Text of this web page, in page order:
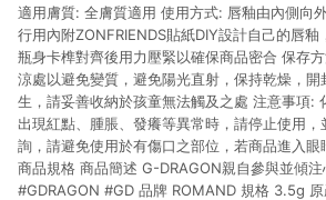
適用膚質: 全膚質適用 使用方式: 唇釉由內側向
行用內附ZONFRIENDS貼紙DIY設計自己的唇
瓶身卡榫對齊後用力壓緊以確保商品密合 保存
涼處以避免變質，避免陽光直射，保持乾燥，
生，請妥善收納於孩童無法觸及之處 注意事項:
出現紅點、腫脹、發癢等異常時，請停止使用，
詢，請避免使用於有傷口之部位，若商品進入
商品規格 商品簡述 G-DRAGON親自參與並傾
#GDRAGON #GD 品牌 ROMAND 規格 3.5g